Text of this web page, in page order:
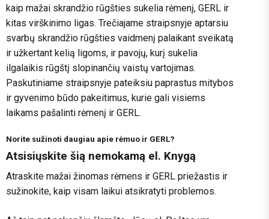
kaip mažai skrandžio rūgšties sukelia rėmenį, GERL ir
kitas virškinimo ligas. Trečiajame straipsnyje aptarsiu
svarbų skrandžio rūgšties vaidmenį palaikant sveikatą
ir užkertant kelią ligoms, ir pavojų, kurį sukelia
ilgalaikis rūgštį slopinančių vaistų vartojimas.
Paskutiniame straipsnyje pateiksiu paprastus mitybos
ir gyvenimo būdo pakeitimus, kurie gali visiems
laikams pašalinti rėmenį ir GERL.
Norite sužinoti daugiau apie rėmuo ir GERL?
Atsisiųskite šią nemokamą el. Knygą
Atraskite mažai žinomas rėmens ir GERL priežastis ir
sužinokite, kaip visam laikui atsikratyti problemos.